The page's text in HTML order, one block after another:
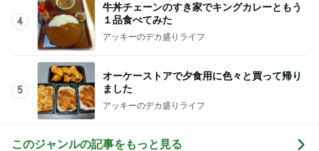
4
牛丼チェーンのすき家でキングカレーともう
１品食べてみた
アッキーのデカ盛りライフ
5
オーケーストアで夕食用に色々と買って帰り
ました
アッキーのデカ盛りライフ
このジャンルの記事をもっと見る